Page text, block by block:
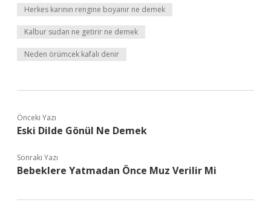
Herkes karının rengine boyanır ne demek
Kalbur sudan ne getirir ne demek
Neden örümcek kafalı denir
Önceki Yazı
Eski Dilde Gönül Ne Demek
Sonraki Yazı
Bebeklere Yatmadan Önce Muz Verilir Mi